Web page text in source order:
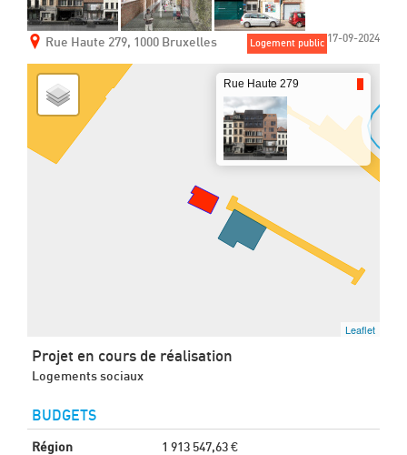
17-09-2024
Rue Haute 279, 1000 Bruxelles Logement public
Rue Haute 279
Leaflet
Projet en cours de réalisation
Logements sociaux
BUDGETS
Région 1 913 547,63 €